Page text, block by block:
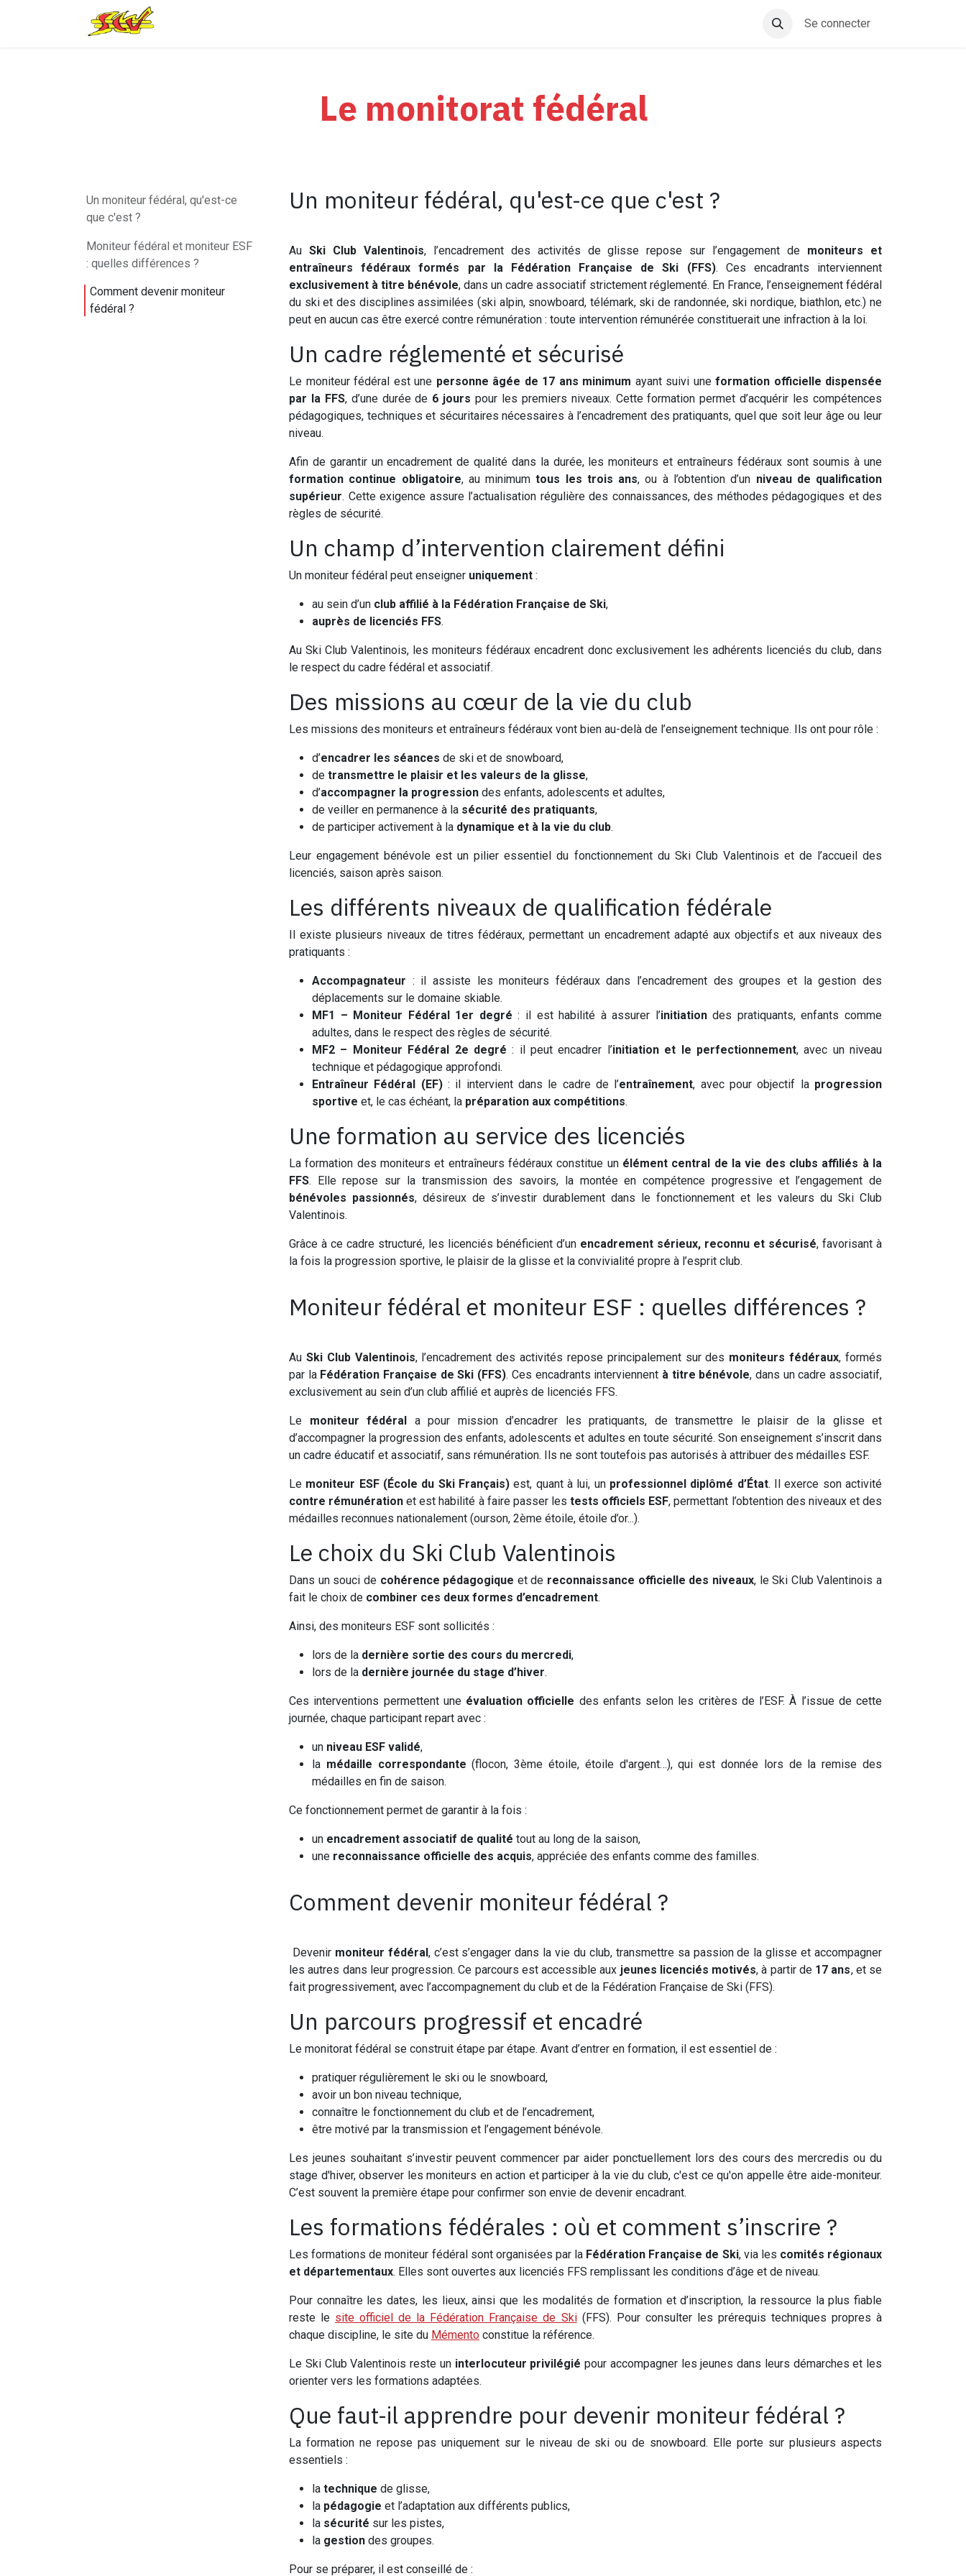
Se connecter
Le monitorat fédéral
Un moniteur fédéral, qu'est-ce
que c'est ?
Moniteur fédéral et moniteur ESF
: quelles différences ?
Comment devenir moniteur
fédéral ?
Un moniteur fédéral, qu'est-ce que c'est ?
Au Ski Club Valentinois, l’encadrement des activités de glisse repose sur l’engagement de moniteurs et
entraîneurs fédéraux formés par la Fédération Française de Ski (FFS). Ces encadrants interviennent
exclusivement à titre bénévole, dans un cadre associatif strictement réglementé. En France, l’enseignement fédéral
du ski et des disciplines assimilées (ski alpin, snowboard, télémark, ski de randonnée, ski nordique, biathlon, etc.) ne
peut en aucun cas être exercé contre rémunération : toute intervention rémunérée constituerait une infraction à la loi.
Un cadre réglementé et sécurisé
Le moniteur fédéral est une personne âgée de 17 ans minimum ayant suivi une formation officielle dispensée
par la FFS, d’une durée de 6 jours pour les premiers niveaux. Cette formation permet d’acquérir les compétences
pédagogiques, techniques et sécuritaires nécessaires à l’encadrement des pratiquants, quel que soit leur âge ou leur
niveau.
Afin de garantir un encadrement de qualité dans la durée, les moniteurs et entraîneurs fédéraux sont soumis à une
formation continue obligatoire, au minimumtous les trois ans, ou à l’obtention d’un niveau de qualification
supérieur. Cette exigence assure l’actualisation régulière des connaissances, des méthodes pédagogiques et des
règles de sécurité.
Un champ d’intervention clairement défini
Un moniteur fédéral peut enseigner uniquement :
au sein d’un club affilié à la Fédération Française de Ski,
auprès de licenciés FFS.
Au Ski Club Valentinois, les moniteurs fédéraux encadrent donc exclusivement les adhérents licenciés du club, dans
le respect du cadre fédéral et associatif.
Des missions au cœur de la vie du club
Les missions des moniteurs et entraîneurs fédéraux vont bien au-delà de l’enseignement technique. Ils ont pour rôle :
d’encadrer les séances de ski et de snowboard,
de transmettre le plaisir et les valeurs de la glisse,
d’accompagner la progression des enfants, adolescents et adultes,
de veiller en permanence à la sécurité des pratiquants,
de participer activement à la dynamique et à la vie du club.
Leur engagement bénévole est un pilier essentiel du fonctionnement du Ski Club Valentinois et de l’accueil des
licenciés, saison après saison.
Les différents niveaux de qualification fédérale
Il existe plusieurs niveaux de titres fédéraux, permettant un encadrement adapté aux objectifs et aux niveaux des
pratiquants :
Accompagnateur : il assiste les moniteurs fédéraux dans l’encadrement des groupes et la gestion des
déplacements sur le domaine skiable.
MF1 – Moniteur Fédéral 1er degré : il est habilité à assurer l’initiationdes pratiquants, enfants comme
adultes, dans le respect des règles de sécurité.
MF2 – Moniteur Fédéral 2e degré : il peut encadrer l’initiation et le perfectionnement, avec un niveau
technique et pédagogique approfondi.
Entraîneur Fédéral (EF): il intervient dans le cadre de l’entraînement, avec pour objectif la progression
sportive et, le cas échéant, la préparation aux compétitions.
Une formation au service des licenciés
La formation des moniteurs et entraîneurs fédéraux constitue un élément central de la vie des clubs affiliés à la
FFS. Elle repose sur la transmission des savoirs, la montée en compétence progressive et l’engagement de
bénévoles passionnés, désireux de s’investir durablement dans le fonctionnement et les valeurs du Ski Club
Valentinois.
Grâce à ce cadre structuré, les licenciés bénéficient d’un encadrement sérieux, reconnu et sécurisé, favorisant à
la fois la progression sportive, le plaisir de la glisse et la convivialité propre à l’esprit club.
Moniteur fédéral et moniteur ESF : quelles différences ?
Au Ski Club Valentinois, l’encadrement des activités repose principalement sur des moniteurs fédéraux, formés
par la Fédération Française de Ski (FFS). Ces encadrants interviennent à titre bénévole, dans un cadre associatif,
exclusivement au sein d’un club affilié et auprès de licenciés FFS.
Le moniteur fédéral a pour mission d’encadrer les pratiquants, de transmettre le plaisir de la glisse et
d’accompagner la progression des enfants, adolescents et adultes en toute sécurité. Son enseignement s’inscrit dans
un cadre éducatif et associatif, sans rémunération. Ils ne sont toutefois pas autorisés à attribuer des médailles ESF.
Le moniteur ESF (École du Ski Français) est, quant à lui, un professionnel diplômé d’État. Il exerce son activité
contre rémunération et est habilité à faire passer lestests officiels ESF, permettant l’obtention des niveaux et des
médailles reconnues nationalement (ourson, 2ème étoile, étoile d’or...).
Le choix du Ski Club Valentinois
Dans un souci de cohérence pédagogique et de reconnaissance officielle des niveaux, le Ski Club Valentinois a
fait le choix de combiner ces deux formes d’encadrement.
Ainsi, des moniteurs ESF sont sollicités :
lors de la dernière sortie des cours du mercredi,
lors de la dernière journée du stage d’hiver.
Ces interventions permettent une évaluation officielle des enfants selon les critères de l’ESF. À l’issue de cette
journée, chaque participant repart avec :
un niveau ESF validé,
la médaille correspondante (flocon, 3ème étoile, étoile d'argent…), qui est donnée lors de la remise des
médailles en fin de saison.
Ce fonctionnement permet de garantir à la fois :
un encadrement associatif de qualité tout au long de la saison,
une reconnaissance officielle des acquis, appréciée des enfants comme des familles.
Comment devenir moniteur fédéral ?
Devenir moniteur fédéral, c’est s’engager dans la vie du club, transmettre sa passion de la glisse et accompagner
les autres dans leur progression. Ce parcours est accessible aux jeunes licenciés motivés, à partir de 17 ans, et se
fait progressivement, avec l’accompagnement du club et de la Fédération Française de Ski (FFS).
Un parcours progressif et encadré
Le monitorat fédéral se construit étape par étape. Avant d’entrer en formation, il est essentiel de :
pratiquer régulièrement le ski ou le snowboard,
avoir un bon niveau technique,
connaître le fonctionnement du club et de l’encadrement,
être motivé par la transmission et l’engagement bénévole.
Les jeunes souhaitant s’investir peuvent commencer par aider ponctuellement lors des cours des mercredis ou du
stage d'hiver, observer les moniteurs en action et participer à la vie du club, c'est ce qu'on appelle être aide-moniteur.
C’est souvent la première étape pour confirmer son envie de devenir encadrant.
Les formations fédérales : où et comment s’inscrire ?
Les formations de moniteur fédéral sont organisées par la Fédération Française de Ski, via les comités régionaux
et départementaux. Elles sont ouvertes aux licenciés FFS remplissant les conditions d’âge et de niveau.
Pour connaître les dates, les lieux, ainsi que les modalités de formation et d’inscription, la ressource la plus fiable
reste le site officiel de la Fédération Française de Ski(FFS). Pour consulter les prérequis techniques propres à
chaque discipline, le site du Mémento constitue la référence.
Le Ski Club Valentinois reste un interlocuteur privilégié pour accompagner les jeunes dans leurs démarches et les
orienter vers les formations adaptées.
Que faut-il apprendre pour devenir moniteur fédéral ?
La formation ne repose pas uniquement sur le niveau de ski ou de snowboard. Elle porte sur plusieurs aspects
essentiels :
la technique de glisse,
la pédagogie et l’adaptation aux différents publics,
la sécurité sur les pistes,
la gestion des groupes.
Pour se préparer, il est conseillé de :